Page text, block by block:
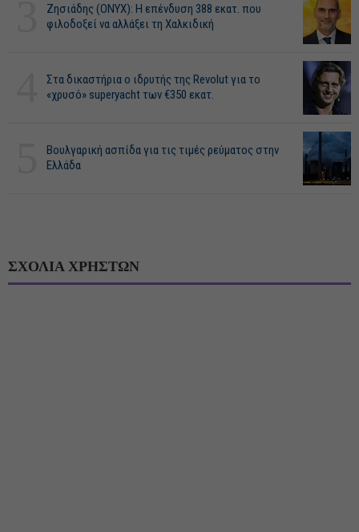
Ζησιάδης (ONYX): Η επένδυση 388 εκατ. που
φιλοδοξεί να αλλάξει τη Χαλκιδική
Στα δικαστήρια ο ιδρυτής της Revolut για το
«χρυσό» superyacht των €350 εκατ.
Βουλγαρική ασπίδα για τις τιμές ρεύματος στην
Ελλάδα
ΣΧΟΛΙΑ ΧΡΗΣΤΩΝ